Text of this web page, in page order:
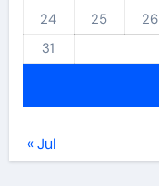
24
25 26
31
« Jul